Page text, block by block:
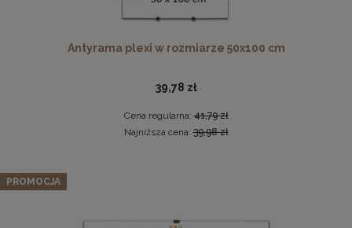
Komplet 3szt. stalowych zawieszek do ramek, obrazów i
luster w złotym kolorze-30x48mm
Zestaw 3 szt. ramek na zdjęcia 50 x 50 cm różowych, z
225,62 zł
Antyrama plexi w rozmiarze 50x100 cm
39,78 zł
Cena regularna:41,79 zł
Najniższa cena:39,98 zł
PROMOCJA